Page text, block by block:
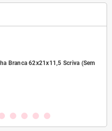
Branca 62x21x11,5 Scriva (Sem